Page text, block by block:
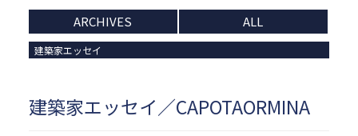
ARCHIVES ALL
建築家エッセイ
建築家エッセイ／CAPOTAORMINA